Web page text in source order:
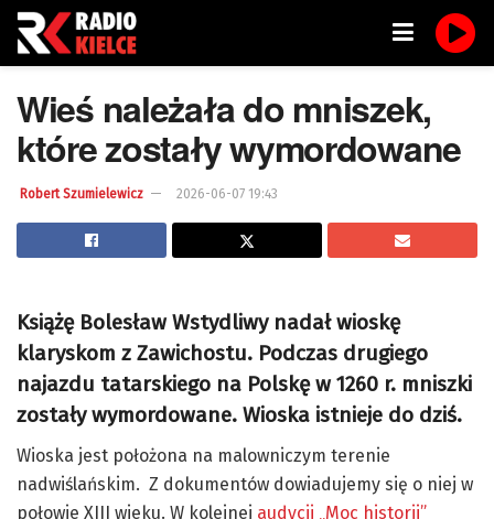
Wieś należała do mniszek,
które zostały wymordowane
Robert Szumielewicz 2026-06-07 19:43
Książę Bolesław Wstydliwy nadał wioskę
klaryskom z Zawichostu. Podczas drugiego
najazdu tatarskiego na Polskę w 1260 r. mniszki
zostały wymordowane. Wioska istnieje do dziś.
Wioska jest położona na malowniczym terenie
nadwiślańskim. Z dokumentów dowiadujemy się o niej w
połowie XIII wieku. W kolejnej audycji „Moc historii”